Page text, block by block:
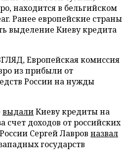
находится в бельгийском
Ранее европейские страны
выделение Киеву кредита
Европейская комиссия
из прибыли от
России на нужды
выдалиКиеву кредиты на
счет доходов от российских
Сергей Лавров назвал
государств